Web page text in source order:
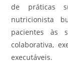
de práticas
nutricionista
pacientes às
colaborativa,
executáveis.